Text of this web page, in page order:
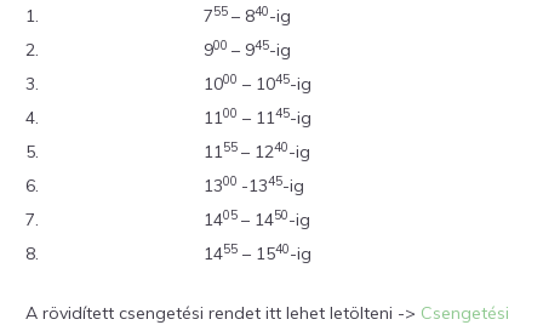
1.
755 – 840-ig
2.
900 – 945-ig
3.
1000 – 1045-ig
4.
1100 – 1145-ig
5.
1155 – 1240-ig
6.
1300 -1345-ig
7.
1405 – 1450-ig
8.
1455 – 1540-ig
A rövidített csengetési rendet itt lehet letölteni -> Csengetési